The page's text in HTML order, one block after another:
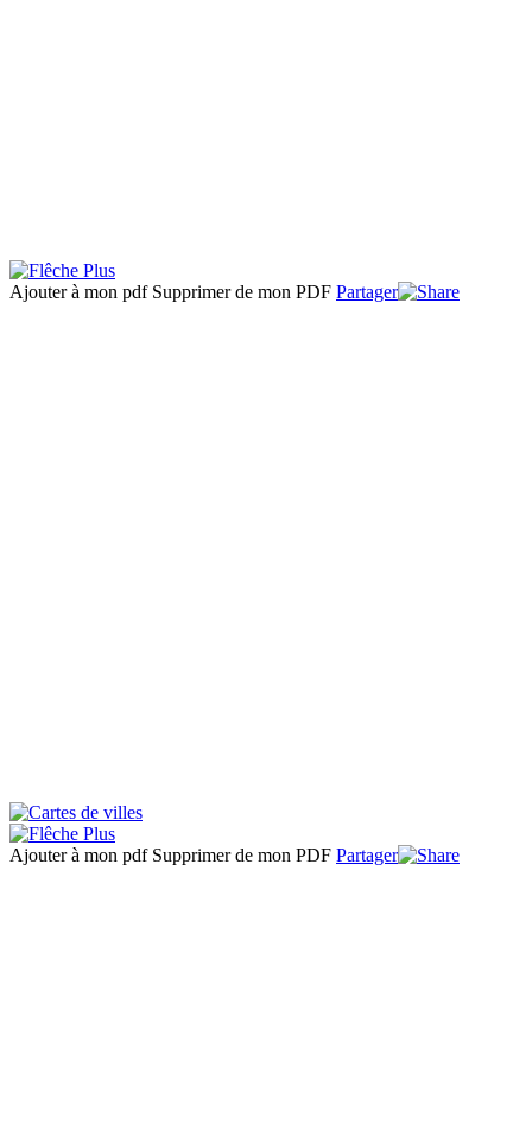
Ajouter à mon pdf Supprimer de mon PDF Partager
Ajouter à mon pdf Supprimer de mon PDF Partager